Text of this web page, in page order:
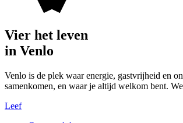
Vier het leven
in Venlo
Venlo is de plek waar energie, gastvrijheid en
samenkomen, en waar je altijd welkom bent.
Leef